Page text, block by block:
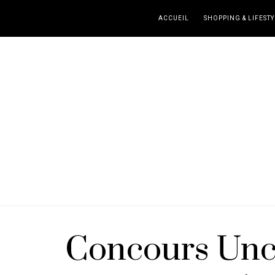
ACCUEIL SHOPPING &
Concours